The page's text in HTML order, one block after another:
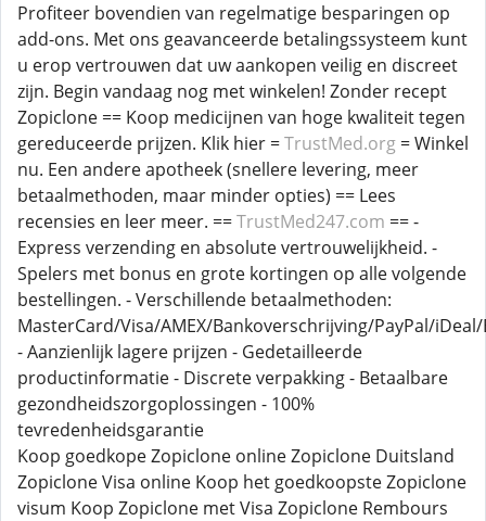
Profiteer bovendien van regelmatige besparingen op
add-ons. Met ons geavanceerde betalingssysteem kunt
u erop vertrouwen dat uw aankopen veilig en discreet
zijn. Begin vandaag nog met winkelen! Zonder recept
Zopiclone == Koop medicijnen van hoge kwaliteit tegen
gereduceerde prijzen. Klik hier =TrustMed.org = Winkel
nu. Een andere apotheek (snellere levering, meer
betaalmethoden, maar minder opties) == Lees
recensies en leer meer. ==TrustMed247.com == -
Express verzending en absolute vertrouwelijkheid. -
Spelers met bonus en grote kortingen op alle volgende
bestellingen. - Verschillende betaalmethoden:
MasterCard/Visa/AMEX/Bankoverschrijving/PayPal/
- Aanzienlijk lagere prijzen - Gedetailleerde
productinformatie - Discrete verpakking - Betaalbare
gezondheidszorgoplossingen - 100%
tevredenheidsgarantie
Koop goedkope Zopiclone online Zopiclone Duitsland
Zopiclone Visa online Koop het goedkoopste Zopiclone
visum Koop Zopiclone met Visa Zopiclone Rembours